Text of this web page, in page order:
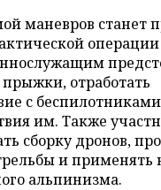
маневров станет
отработать
с
им. Также
сборку дронов,
и применять
альпинизма.